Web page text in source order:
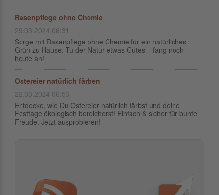
Rasenpflege ohne Chemie
29.03.2024 06:31
Sorge mit Rasenpflege ohne Chemie für ein natürliches
Grün zu Hause. Tu der Natur etwas Gutes – fang noch
heute an!
Ostereier natürlich färben
22.03.2024 06:56
Entdecke, wie Du Ostereier natürlich färbst und deine
Festtage ökologisch bereicherst! Einfach & sicher für bunte
Freude. Jetzt ausprobieren!